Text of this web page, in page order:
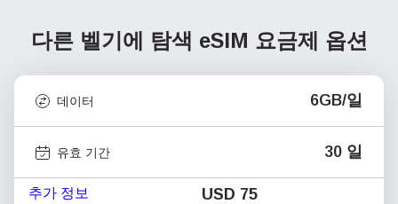
다른 벨기에 탐색 eSIM 요금제 옵션
데이터 6GB/일
유효 기간 30 일
추가 정보 USD 75